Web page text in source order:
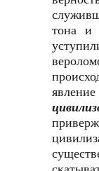
тона и
явление